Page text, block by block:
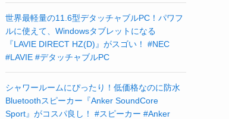
世界最軽量の11.6型デタッチャブルPC！パワフ
ルに使えて、Windowsタブレットになる
『LAVIE DIRECT HZ(D)』がスゴい！ #NEC
#LAVIE #デタッチャブルPC
シャワールームにぴったり！低価格なのに防水
Bluetoothスピーカー『Anker SoundCore
Sport』がコスパ良し！ #スピーカー #Anker